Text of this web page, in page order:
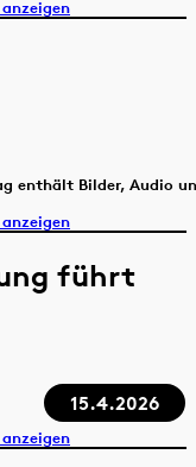
enthält Bilder, Audio
führt
15.4.2026